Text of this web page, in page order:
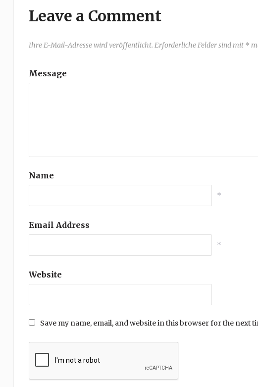
Leave a Comment
Ihre E-Mail-Adresse wird veröffentlicht. Erforderliche Felder sind mit *
Message
Name
*
Email Address
*
Website
Save my name, email, and website in this browser for the next